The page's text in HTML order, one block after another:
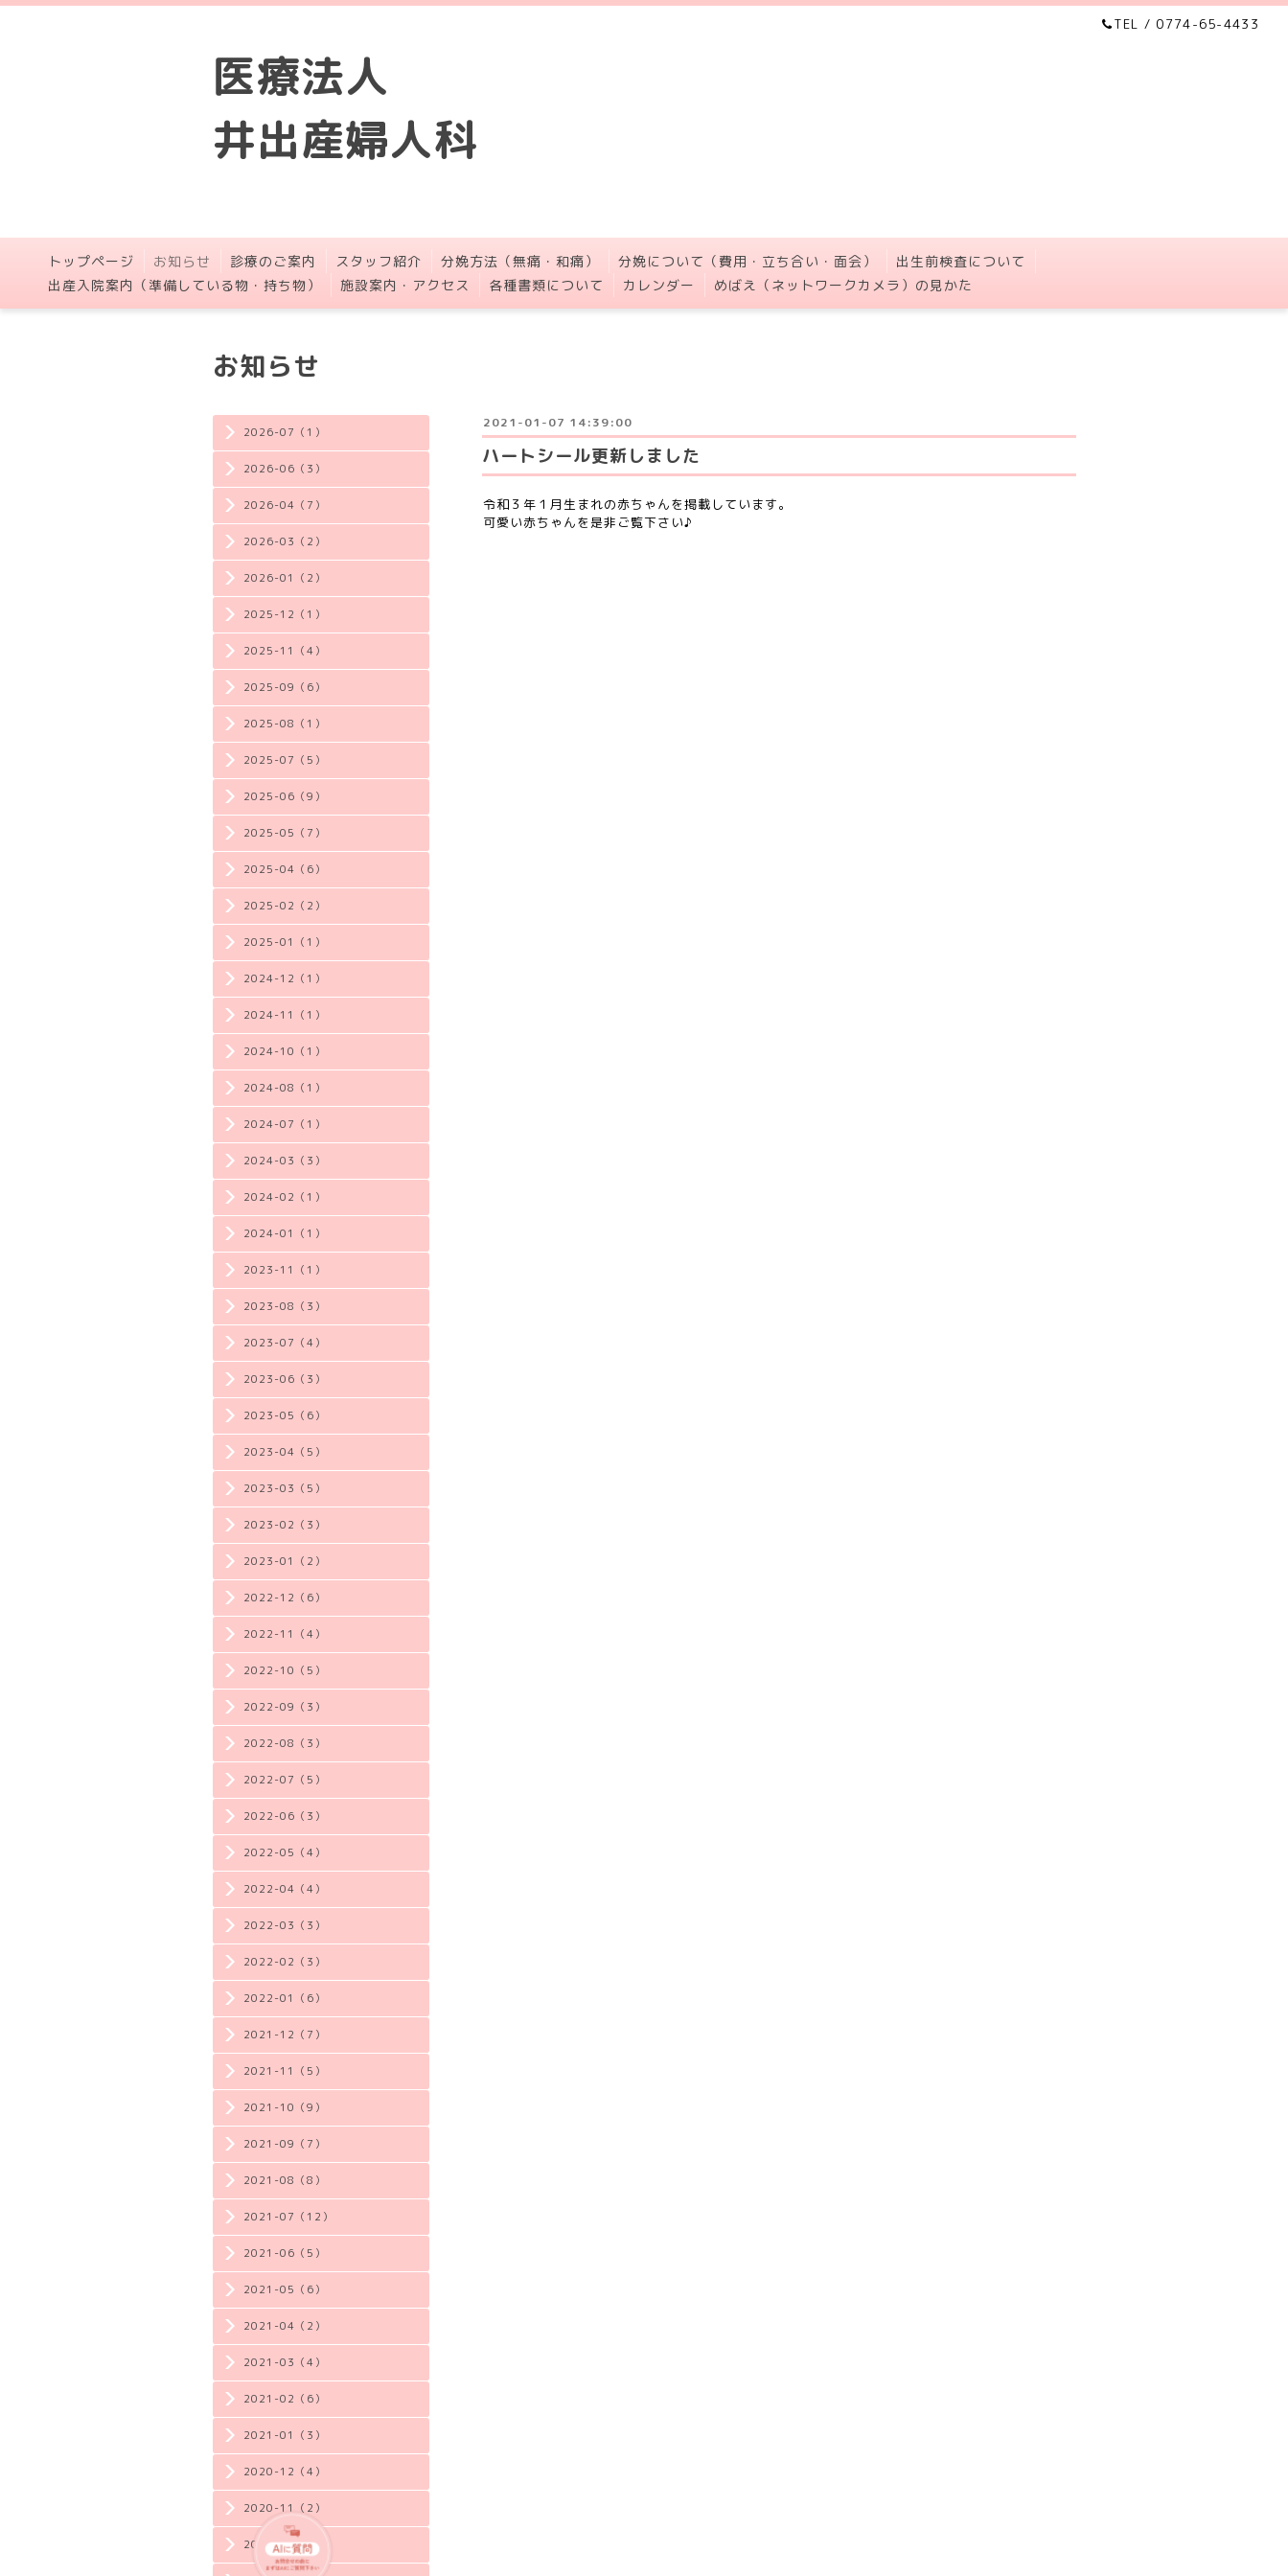
TEL / 0774-65-4433
医療法人
井出産婦人科
トップページ お知らせ 診療のご案内 スタッフ紹介 分娩方法（無痛・和痛） 分娩について（費用・立ち合い・面会）
出生前検査について
出産入院案内（準備している物・持ち物）
施設案内・アクセス 各種書類について カレンダー めばえ（ネットワークカメラ）の見かた
2026-07（1）
2026-06（3）
2026-04（7）
2026-03（2）
2026-01（2）
2025-12（1）
2025-11（4）
2025-09（6）
2025-08（1）
2025-07（5）
2025-06（9）
2025-05（7）
2025-04（6）
2025-02（2）
2025-01（1）
2024-12（1）
2024-11（1）
2024-10（1）
2024-08（1）
2024-07（1）
2024-03（3）
2024-02（1）
2024-01（1）
2023-11（1）
2023-08（3）
2023-07（4）
2023-06（3）
2023-05（6）
2023-04（5）
2023-03（5）
2023-02（3）
2023-01（2）
2022-12（6）
2022-11（4）
2022-10（5）
2022-09（3）
2022-08（3）
2022-07（5）
2022-06（3）
2022-05（4）
2022-04（4）
2022-03（3）
2022-02（3）
2022-01（6）
2021-12（7）
2021-11（5）
2021-10（9）
2021-09（7）
2021-08（8）
2021-07（12）
2021-06（5）
2021-05（6）
2021-04（2）
2021-03（4）
2021-02（6）
2021-01（3）
2020-12（4）
2020-11（2）
2020-10（3）
お知らせ
2021-01-07 14:39:00
ハートシール更新しました
令和３年１月生まれの赤ちゃんを掲載しています。
可愛い赤ちゃんを是非ご覧下さい♪